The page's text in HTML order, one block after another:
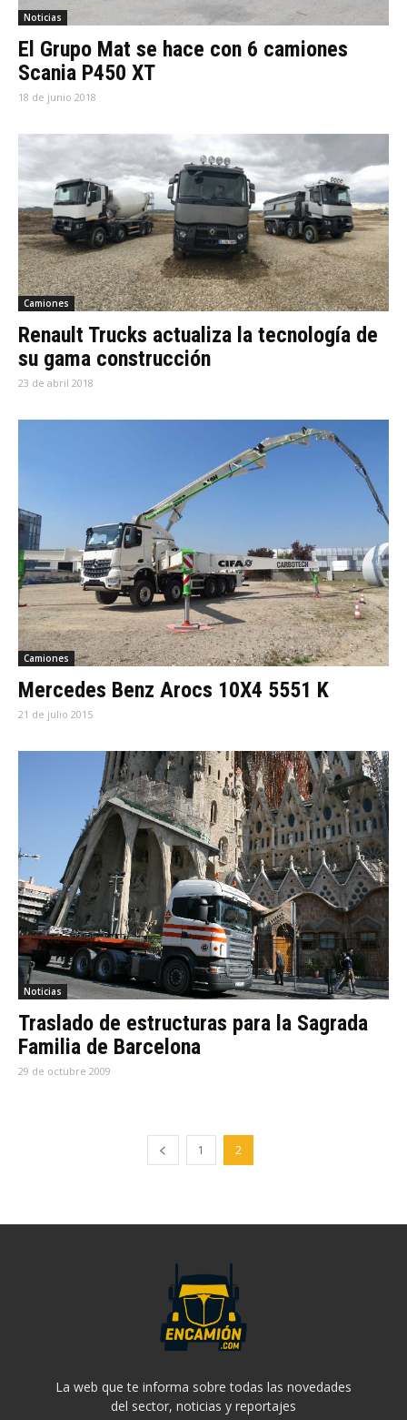
Noticias
El Grupo Mat se hace con 6 camiones
Scania P450 XT
18 de junio 2018
Camiones
Renault Trucks actualiza la tecnología de
su gama construcción
23 de abril 2018
Camiones
Mercedes Benz Arocs 10X4 5551 K
21 de julio 2015
Noticias
Traslado de estructuras para la Sagrada
Familia de Barcelona
29 de octubre 2009
1 2
La web que te informa sobre todas las novedades
del sector, noticias y reportajes